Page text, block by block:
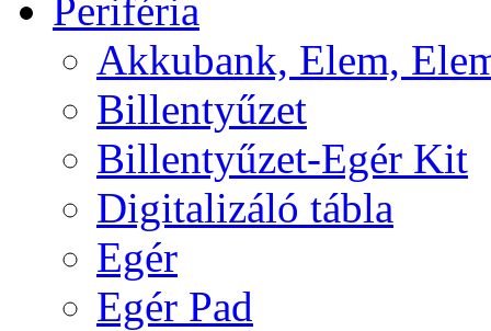
Periféria
Akkubank, Elem,
Billentyűzet
Billentyűzet-Egér Kit
Digitalizáló tábla
Egér
Egér Pad